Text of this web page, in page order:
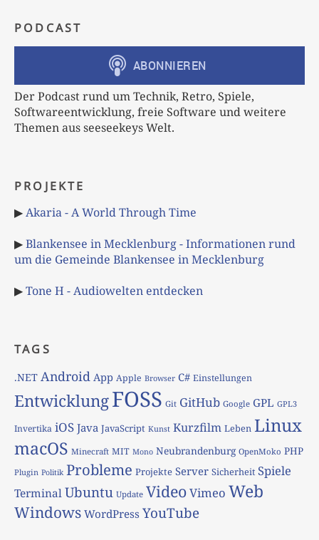
PODCAST
Der Podcast rund um Technik, Retro, Spiele,
Softwareentwicklung, freie Software und weitere
Themen aus seeseekeys Welt.
PROJEKTE
▶Akaria - A World Through Time
▶Blankensee in Mecklenburg - Informationen rund
um die Gemeinde Blankensee in Mecklenburg
▶Tone H - Audiowelten entdecken
TAGS
.NET Android App Apple Browser C# Einstellungen
EntwicklungFOSS Git GitHub Google GPL GPL3
Invertika iOS Java JavaScript Kunst Kurzfilm Leben Linux
macOS Minecraft MIT Mono Neubrandenburg OpenMoko PHP
Plugin Politik Probleme Projekte Server Sicherheit Spiele
TerminalUbuntu Update VideoVimeo Web
Windows WordPress YouTube